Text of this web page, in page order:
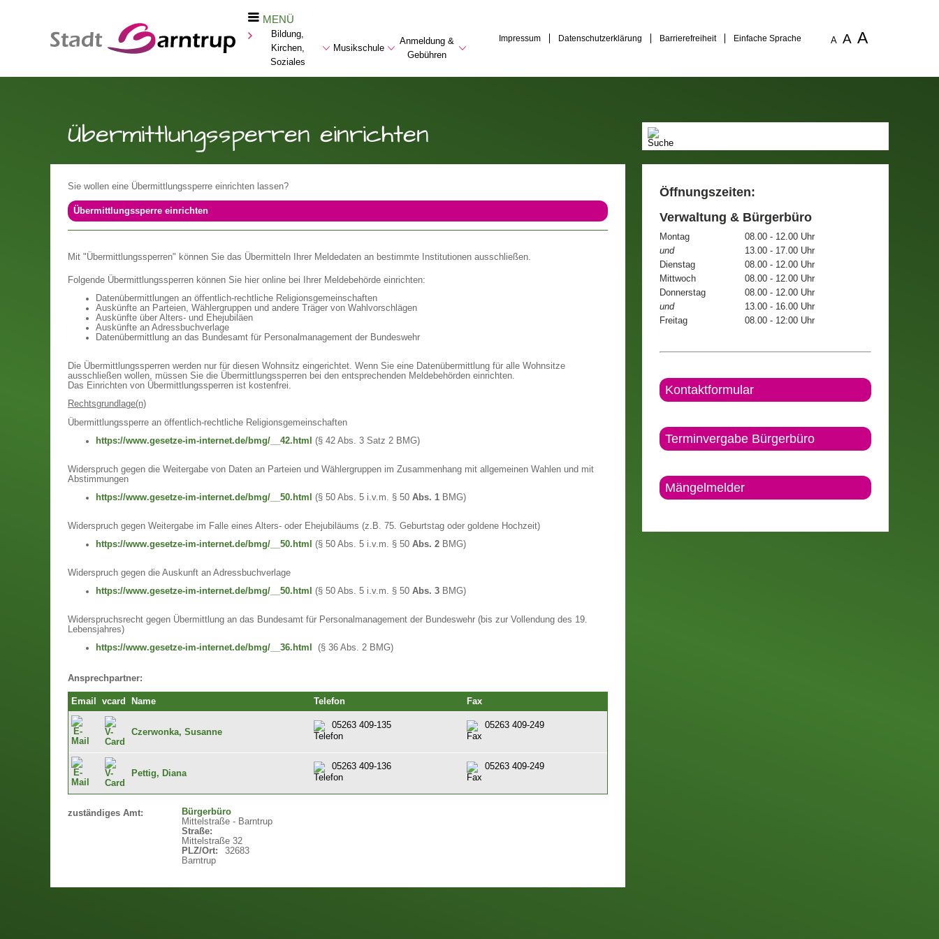
MENÜ
Bildung,
Kirchen,
Soziales
Musikschule
Anmeldung &
Gebühren
Impressum Datenschutzerklärung Barrierefreiheit Einfache Sprache A A A
Übermittlungssperren einrichten
Sie wollen eine Übermittlungssperre einrichten lassen?
Übermittlungssperre einrichten
Mit "Übermittlungssperren" können Sie das Übermitteln Ihrer Meldedaten an bestimmte Institutionen ausschließen.
Folgende Übermittlungssperren können Sie hier online bei Ihrer Meldebehörde einrichten:
Datenübermittlungen an öffentlich-rechtliche Religionsgemeinschaften
Auskünfte an Parteien, Wählergruppen und andere Träger von Wahlvorschlägen
Auskünfte über Alters- und Ehejubiläen
Auskünfte an Adressbuchverlage
Datenübermittlung an das Bundesamt für Personalmanagement der Bundeswehr
Die Übermittlungssperren werden nur für diesen Wohnsitz eingerichtet. Wenn Sie eine Datenübermittlung für alle Wohnsitze
ausschließen wollen, müssen Sie die Übermittlungssperren bei den entsprechenden Meldebehörden einrichten.
Das Einrichten von Übermittlungssperren ist kostenfrei.
Rechtsgrundlage(n)
Übermittlungssperre an öffentlich-rechtliche Religionsgemeinschaften
https://www.gesetze-im-internet.de/bmg/__42.html
(§ 42 Abs. 3 Satz 2 BMG)
Widerspruch gegen die Weitergabe von Daten an Parteien und Wählergruppen im Zusammenhang mit allgemeinen Wahlen und mit
Abstimmungen
https://www.gesetze-im-internet.de/bmg/__50.html
(§ 50 Abs. 5 i.v.m. § 50 Abs. 1 BMG)
Widerspruch gegen Weitergabe im Falle eines Alters- oder Ehejubiläums (z.B. 75. Geburtstag oder goldene Hochzeit)
https://www.gesetze-im-internet.de/bmg/__50.html
(§ 50 Abs. 5 i.v.m. § 50 Abs. 2 BMG)
Widerspruch gegen die Auskunft an Adressbuchverlage
https://www.gesetze-im-internet.de/bmg/__50.html
(§ 50 Abs. 5 i.v.m. § 50 Abs. 3 BMG)
Widerspruchsrecht gegen Übermittlung an das Bundesamt für Personalmanagement der Bundeswehr (bis zur Vollendung des 19.
Lebensjahres)
https://www.gesetze-im-internet.de/bmg/__36.html
(§ 36 Abs. 2 BMG)
Ansprechpartner:
Email vcard Name Telefon Fax
Czerwonka, Susanne
05263 409-135 05263 409-249
Pettig, Diana
05263 409-136 05263 409-249
zuständiges Amt:
Bürgerbüro
Mittelstraße - Barntrup
Straße:
Mittelstraße 32
PLZ/Ort:
32683
Barntrup
Öffnungszeiten:
Verwaltung & Bürgerbüro
Montag
08.00 - 12.00 Uhr
und
13.00 - 17.00 Uhr
Dienstag
08.00 - 12.00 Uhr
Mittwoch
08.00 - 12.00 Uhr
Donnerstag
08.00 - 12.00 Uhr
und
13.00 - 16.00 Uhr
Freitag
08.00 - 12:00 Uhr
Kontaktformular
Terminvergabe Bürgerbüro
Mängelmelder